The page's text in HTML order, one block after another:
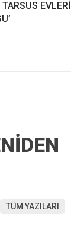
EVLERİ
TÜM YAZILARI